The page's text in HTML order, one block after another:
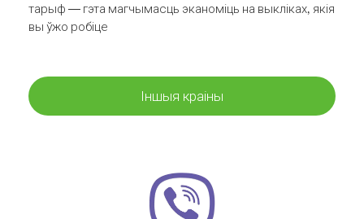
тарыф — гэта магчымасць эканоміць на выкліках, якія
вы ўжо робіце
Іншыя краіны